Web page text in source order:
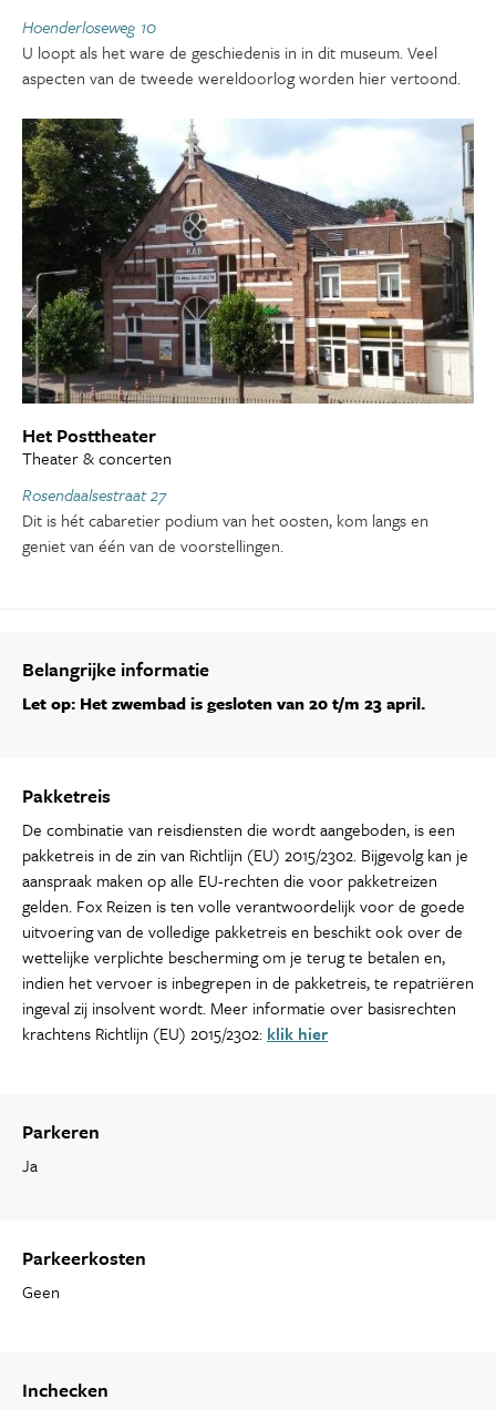
Hoenderloseweg 10
U loopt als het ware de geschiedenis in in dit museum. Veel
aspecten van de tweede wereldoorlog worden hier vertoond.
Het Posttheater
Theater & concerten
Rosendaalsestraat 27
Dit is hét cabaretier podium van het oosten, kom langs en
geniet van één van de voorstellingen.
Belangrijke informatie
Let op: Het zwembad is gesloten van 20 t/m 23 april.
Pakketreis
De combinatie van reisdiensten die wordt aangeboden, is een
pakketreis in de zin van Richtlijn (EU) 2015/2302. Bijgevolg kan je
aanspraak maken op alle EU-rechten die voor pakketreizen
gelden. Fox Reizen is ten volle verantwoordelijk voor de goede
uitvoering van de volledige pakketreis en beschikt ook over de
wettelijke verplichte bescherming om je terug te betalen en,
indien het vervoer is inbegrepen in de pakketreis, te repatriëren
ingeval zij insolvent wordt. Meer informatie over basisrechten
krachtens Richtlijn (EU) 2015/2302: klik hier
Parkeren
Ja
Parkeerkosten
Geen
Inchecken